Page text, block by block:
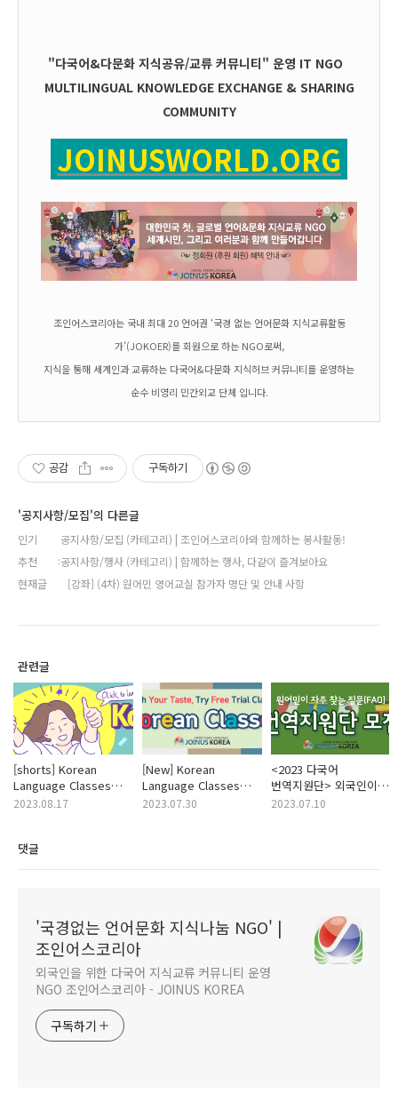
"다국어&다문화 지식공유/교류 커뮤니티" 운영 IT NGO
MULTILINGUAL KNOWLEDGE EXCHANGE & SHARING
COMMUNITY
JOINUSWORLD.ORG
조인어스코리아는 국내 최대 20 언어권 ‘국경 없는 언어문화 지식교류활동
가’(JOKOER)를 회원으로 하는 NGO로써,
지식을 통해 세계인과 교류하는 다국어&다문화 지식허브 커뮤니티를 운영하는
순수 비영리 민간외교 단체 입니다.
공감 구독하기
'공지사항/모집'의 다른글
인기
공지사항/모집 (카테고리) | 조인어스코리아와 함께하는 봉사활동!
추천
공지사항/행사 (카테고리) | 함께하는 행사, 다같이 즐겨보아요
현재글
[강좌] (4차) 원어민 영어교실 참가자 명단 및 안내 사항
관련글
[shorts] Korean
Language Classes
that you want ! With
20]
2023.08.17
[New] Korean
Language Classes
that you want ! With
2023.07.30
<2023 다국어
번역지원단> 외국인이
자주 찾는 질문/답변
2023.07.10
댓글
'국경없는 언어문화 지식나눔 NGO' |
조인어스코리아
외국인을 위한 다국어 지식교류 커뮤니티 운영
NGO 조인어스코리아 - JOINUS KOREA
구독하기